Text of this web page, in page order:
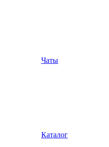
Чаты
Каталог